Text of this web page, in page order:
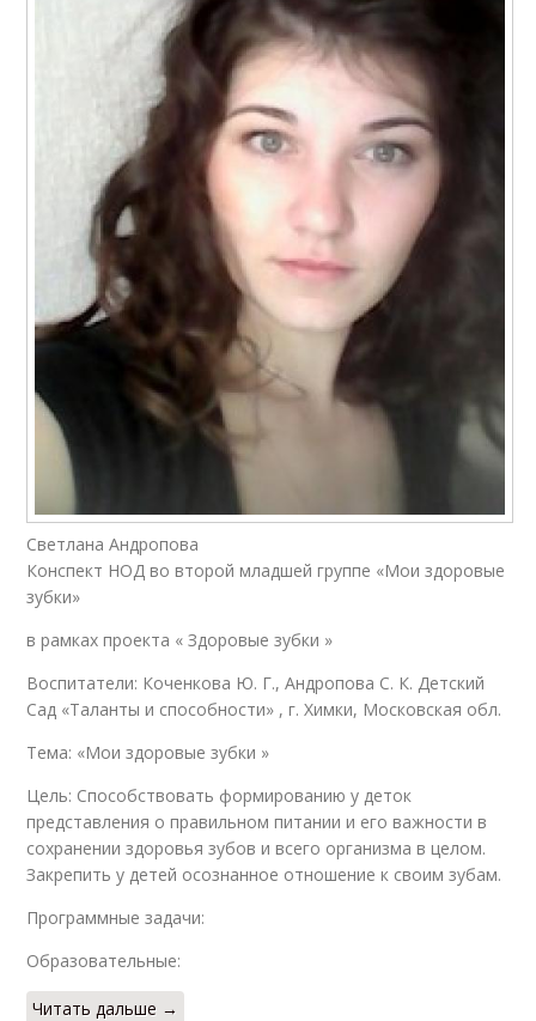
Светлана Андропова
Конспект НОД во второй младшей группе «Мои здоровые
зубки»
в рамках проекта « Здоровые зубки »
Воспитатели: Коченкова Ю. Г., Андропова С. К. Детский
Сад «Таланты и способности» , г. Химки, Московская обл.
Тема: «Мои здоровые зубки »
Цель: Способствовать формированию у деток
представления о правильном питании и его важности в
сохранении здоровья зубов и всего организма в целом.
Закрепить у детей осознанное отношение к своим зубам.
Программные задачи:
Образовательные:
Читать дальше →